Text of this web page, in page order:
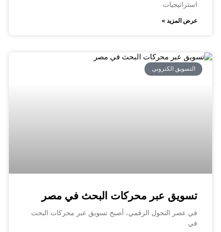
استراتيجيات
عرض المزيد »
التسويق الكتروني
تسويق عبر محركات البحث في مصر
في عصر التحول الرقمي، أصبح تسويق عبر محركات البحث
في